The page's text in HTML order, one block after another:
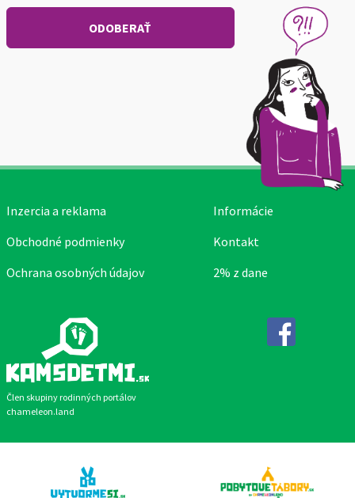
Člen skupiny rodinných portálov
chameleon.land
Inzercia a reklama
Obchodné podmienky
Ochrana osobných údajov
Informácie
Kontakt
2% z dane